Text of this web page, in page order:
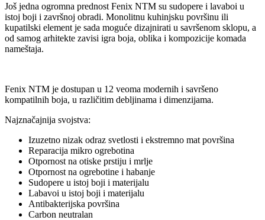
Još jedna ogromna prednost Fenix NTM su sudopere i lavaboi u
istoj boji i završnoj obradi. Monolitnu kuhinjsku površinu ili
kupatilski element je sada moguće dizajnirati u savršenom sklopu, a
od samog arhitekte zavisi igra boja, oblika i kompozicije komada
nameštaja.
Fenix NTM je dostupan u 12 veoma modernih i savršeno
kompatilnih boja, u različitim debljinama i dimenzijama.
Najznačajnija svojstva:
Izuzetno nizak odraz svetlosti i ekstremno mat površina
Reparacija mikro ogrebotina
Otpornost na otiske prstiju i mrlje
Otpornost na ogrebotine i habanje
Sudopere u istoj boji i materijalu
Labavoi u istoj boji i materijalu
Antibakterijska površina
Carbon neutralan